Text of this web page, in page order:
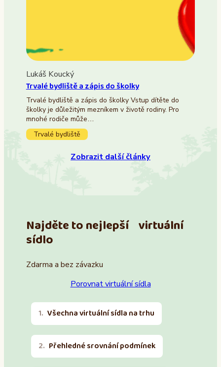
Lukáš Koucký
Trvalé bydliště a zápis do školky
Trvalé bydliště a zápis do školky Vstup dítěte do
školky je důležitým mezníkem v životě rodiny. Pro
mnohé rodiče může…
Trvalé bydliště
Zobrazit další články
Najděte to nejlepší virtuální
sídlo
Zdarma a bez závazku
Porovnat virtuální sídla
Všechna virtuální sídla na trhu
Přehledné srovnání podmínek